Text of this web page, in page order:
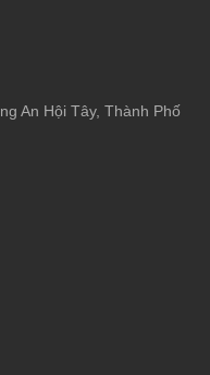
An Hội Tây, Thành Phố